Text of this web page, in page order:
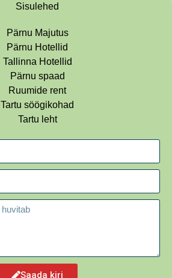
Sisulehed
Pärnu Majutus
Pärnu Hotellid
Tallinna Hotellid
Pärnu spaad
Ruumide rent
Tartu söögikohad
Tartu leht
Saada kiri